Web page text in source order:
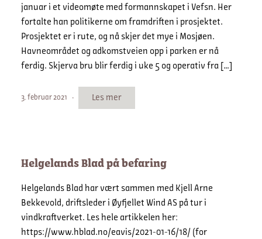
januar i et videomøte med formannskapet i Vefsn. Her
fortalte han politikerne om framdriften i prosjektet.
Prosjektet er i rute, og nå skjer det mye i Mosjøen.
Havneområdet og adkomstveien opp i parken er nå
ferdig. Skjerva bru blir ferdig i uke 5 og operativ fra […]
3. februar 2021 Les mer
Helgelands Blad på befaring
Helgelands Blad har vært sammen med Kjell Arne
Bekkevold, driftsleder i Øyfjellet Wind AS på tur i
vindkraftverket. Les hele artikkelen her:
https://www.hblad.no/eavis/2021-01-16/18/ (for